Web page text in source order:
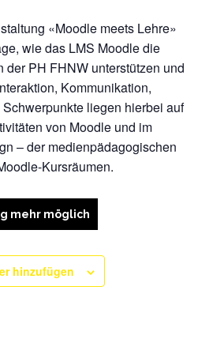
«Moodle meets Lehre»
wie das LMS Moodle die
der PH FHNW unterstützen und
Kommunikation,
liegen hierbei auf
von Moodle und im
– der medienpädagogischen
Kursräumen.
mehr möglich
hinzufügen